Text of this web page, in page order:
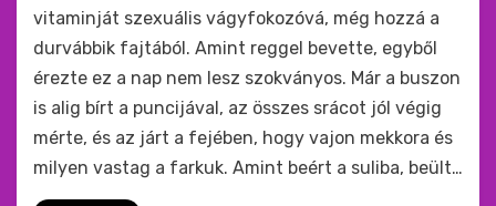
vitaminját szexuális vágyfokozóvá, még hozzá a
durvábbik fajtából. Amint reggel bevette, egyből
érezte ez a nap nem lesz szokványos. Már a buszon
is alig bírt a puncijával, az összes srácot jól végig
mérte, és az járt a fejében, hogy vajon mekkora és
milyen vastag a farkuk. Amint beért a suliba, beült…